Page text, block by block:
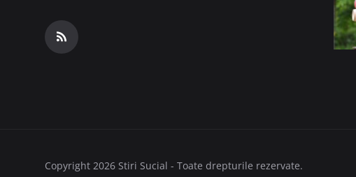
Copyright 2026 Stiri Sucial - Toate drepturile rezervate.